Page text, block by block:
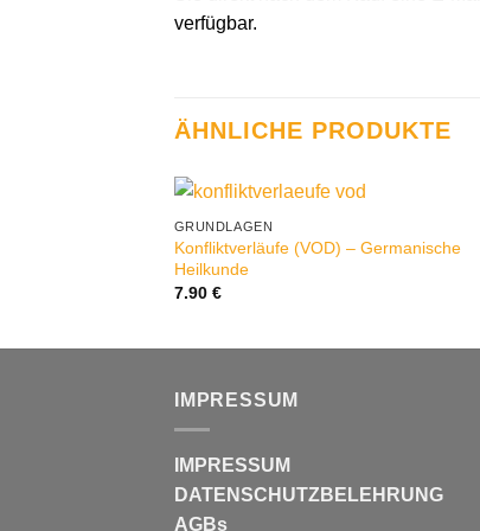
verfügbar.
ÄHNLICHE PRODUKTE
GRUNDLAGEN
Konfliktverläufe (VOD) – Germanische
Heilkunde
7.90 €
IMPRESSUM
IMPRESSUM
DATENSCHUTZBELEHRUNG
AGBs